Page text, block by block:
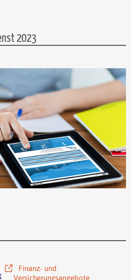
2023
Finanz- und
Versicherungsangebote